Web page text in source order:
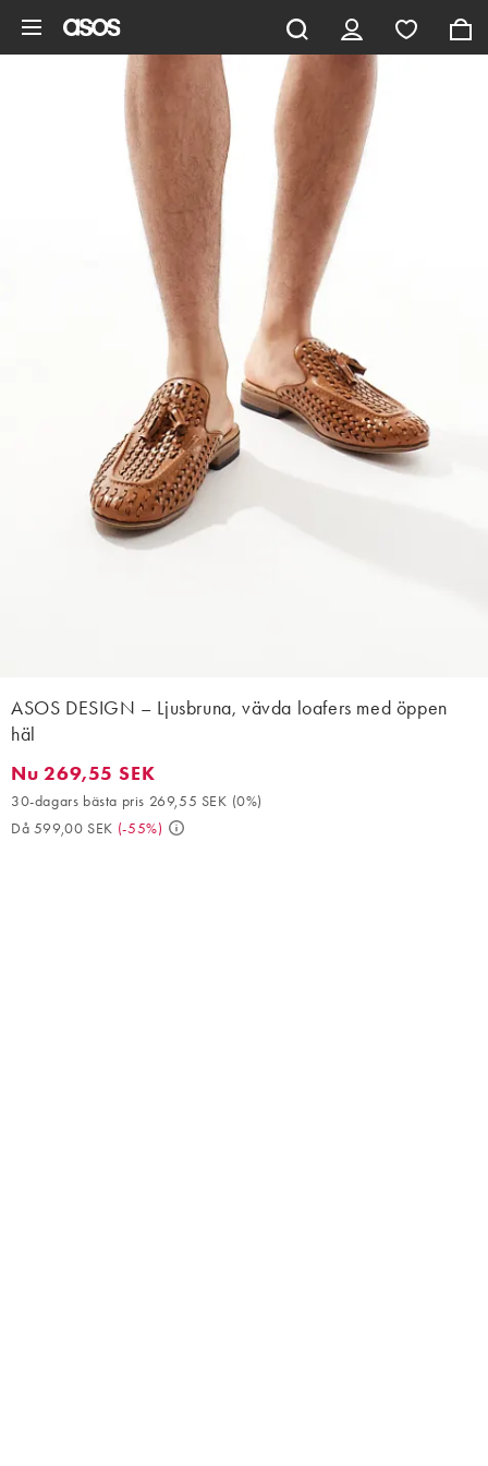
ASOS DESIGN – Ljusbruna, vävda loafers med öppen
häl
Nu 269,55 SEK. 30-dagars bästa pris 269,55 SEK (0%). Då
Nu 269,55 SEK
30-dagars bästa pris 269,55 SEK (0%)
Då 599,00 SEK (-55%)